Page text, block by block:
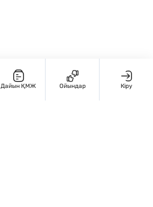
Дайын ҚМЖ Ойындар Кіру